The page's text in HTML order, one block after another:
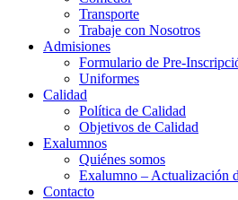
Transporte
Trabaje con Nosotros
Admisiones
Formulario de Pre-
Uniformes
Calidad
Política de Calidad
Objetivos de Calidad
Exalumnos
Quiénes somos
Exalumno – Actualización
Contacto